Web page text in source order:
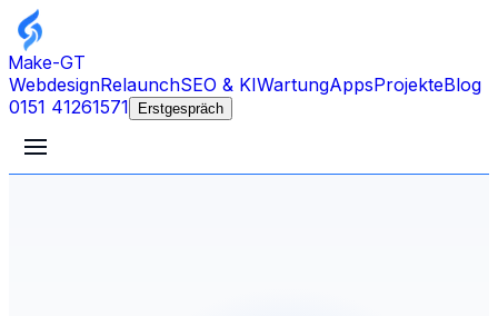
Make-GT
WebdesignRelaunchSEO & KIWartungAppsProjekteBlog
0151 41261571
Erstgespräch